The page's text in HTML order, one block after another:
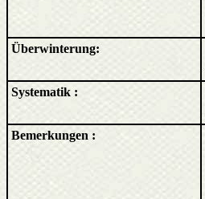
Überwinterung:
Systematik :
Bemerkungen :